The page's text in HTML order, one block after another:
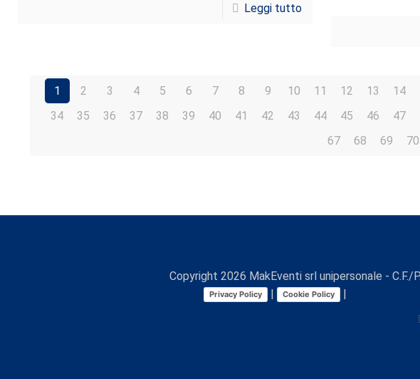
Leggi tutto
1 2 3 4 5 6 7 8 9 10 11 12 13 14
34
35 36 37 38 39 40 41 42 43 44 45 46 47
67
68 69 70
Copyright 2026 MakEventi srl unipersonale -
Privacy Policy | Cookie Policy |